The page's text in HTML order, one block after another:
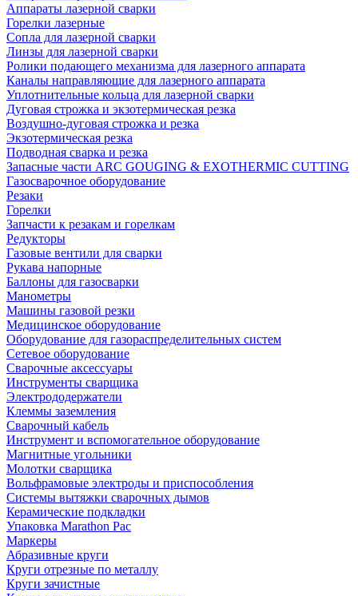
Аппараты лазерной сварки
Горелки лазерные
Сопла для лазерной сварки
Линзы для лазерной сварки
Ролики подающего механизма для лазерного аппарата
Каналы направляющие для лазерного аппарата
Уплотнительные кольца для лазерной сварки
Дуговая строжка и экзотермическая резка
Воздушно-дуговая строжка и резка
Экзотермическая резка
Подводная сварка и резка
Запасные части ARC GOUGING & EXOTHERMIC CUTTING
Газосварочное оборудование
Резаки
Горелки
Запчасти к резакам и горелкам
Редукторы
Газовые вентили для сварки
Рукава напорные
Баллоны для газосварки
Манометры
Машины газовой резки
Медицинское оборудование
Оборудование для газораспределительных систем
Сетевое оборудование
Сварочные аксессуары
Инструменты сварщика
Электрододержатели
Клеммы заземления
Сварочный кабель
Инструмент и вспомогательное оборудование
Магнитные угольники
Молотки сварщика
Вольфрамовые электроды и приспособления
Системы вытяжки сварочных дымов
Керамические подкладки
Упаковка Marathon Pac
Маркеры
Абразивные круги
Круги отрезные по металлу
Круги зачистные